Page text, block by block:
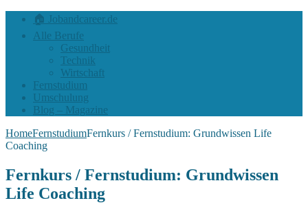
🏠 Jobandcareer.de
Alle Berufe
Gesundheit
Technik
Wirtschaft
Fernstudium
Umschulung
Blog – Magazine
HomeFernstudiumFernkurs / Fernstudium: Grundwissen Life
Coaching
Fernkurs / Fernstudium: Grundwissen
Life Coaching